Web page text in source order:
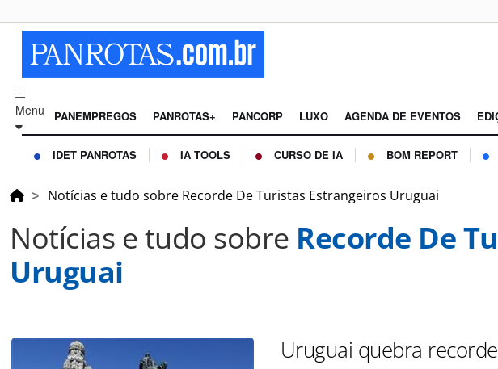
Menu PANEMPREGOS PANROTAS+ PANCORP LUXO AGENDA DE EVENTOS
IDET PANROTAS IA TOOLS CURSO DE IA BOM REPORT
Notícias e tudo sobre Recorde De Turistas Estrangeiros Uruguai
Notícias e tudo sobre Recorde De
Uruguai
Uruguai quebra